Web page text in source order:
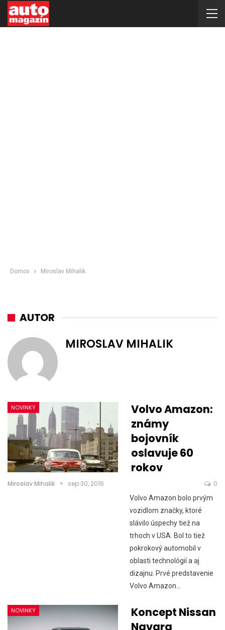
Domov Miroslav Mihalik
AUTOR
MIROSLAV MIHALIK
NOVINKY
Volvo Amazon:
známy
bojovník
oslavuje 60
rokov
Miroslav Mihalik sep 30, 2016 0
Volvo Amazon bolo prvým
vozidlom značky, ktoré
slávilo úspechy tiež na
trhoch v USA. Bol to tiež
pokrokový automobil v
oblasti technológií a aj
dizajnu. Prvé predstavenie
Volvo Amazon…
NOVINKY
Koncept Nissan
Navara